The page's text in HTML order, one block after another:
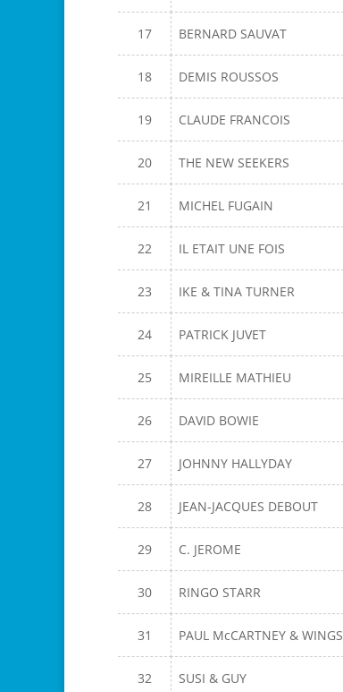
17 BERNARD SAUVAT
18 DEMIS ROUSSOS
19 CLAUDE FRANCOIS
20 THE NEW SEEKERS
21 MICHEL FUGAIN
22 IL ETAIT UNE FOIS
23 IKE & TINA TURNER
24 PATRICK JUVET
25 MIREILLE MATHIEU
26 DAVID BOWIE
27 JOHNNY HALLYDAY
28 JEAN-JACQUES DEBOUT
29 C. JEROME
30 RINGO STARR
31 PAUL McCARTNEY & WINGS
32 SUSI & GUY